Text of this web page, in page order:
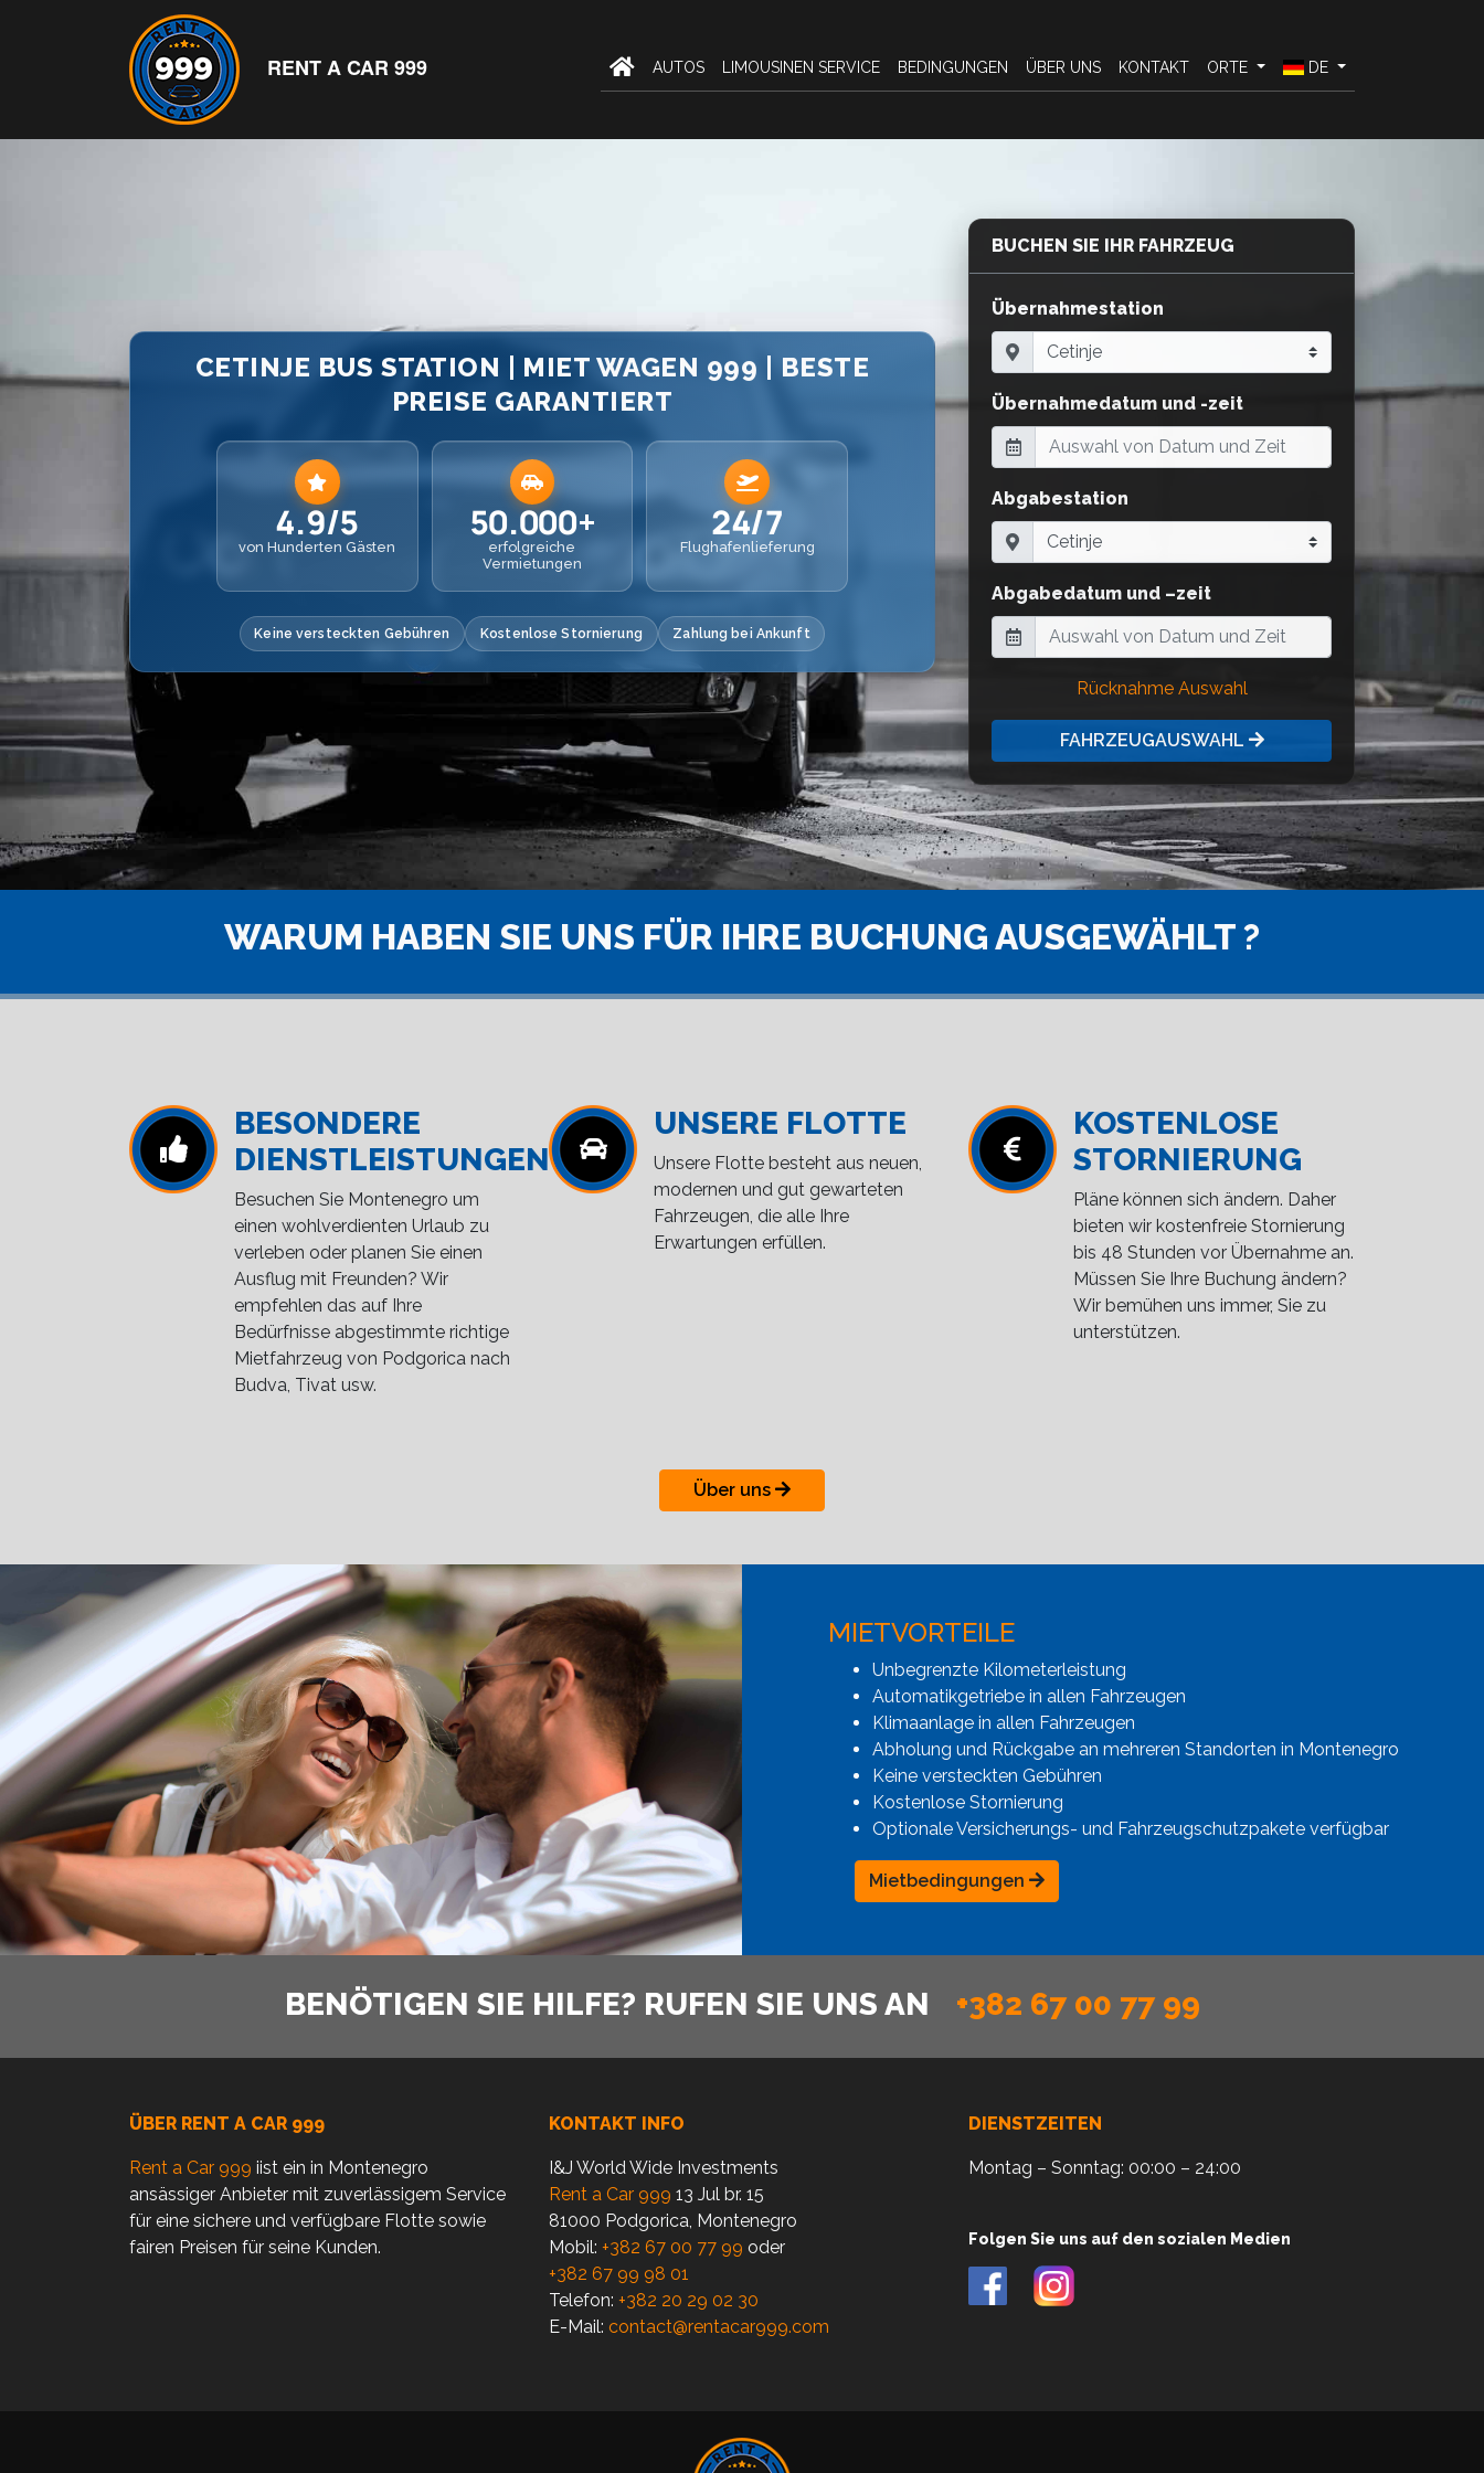
RENT A CAR 999 AUTOS LIMOUSINEN SERVICE BEDINGUNGEN ÜBER UNS KONTAKT ORTE DE
CETINJE BUS STATION | MIET WAGEN 999 | BESTE
PREISE GARANTIERT
4.9/5
von Hunderten Gästen
50.000+
erfolgreiche
Vermietungen
24/7
Flughafenlieferung
Keine versteckten Gebühren Kostenlose Stornierung Zahlung bei Ankunft
BUCHEN SIE IHR FAHRZEUG
Übernahmestation
Übernahmedatum und -zeit
Abgabestation
Abgabedatum und –zeit
Rücknahme Auswahl
FAHRZEUGAUSWAHL
WARUM HABEN SIE UNS FÜR IHRE BUCHUNG AUSGEWÄHLT ?
BESONDERE
DIENSTLEISTUNGEN
Besuchen Sie Montenegro um
einen wohlverdienten Urlaub zu
verleben oder planen Sie einen
Ausflug mit Freunden? Wir
empfehlen das auf Ihre
Bedürfnisse abgestimmte richtige
Mietfahrzeug von Podgorica nach
Budva, Tivat usw.
UNSERE FLOTTE
Unsere Flotte besteht aus neuen,
modernen und gut gewarteten
Fahrzeugen, die alle Ihre
Erwartungen erfüllen.
KOSTENLOSE
STORNIERUNG
Pläne können sich ändern. Daher
bieten wir kostenfreie Stornierung
bis 48 Stunden vor Übernahme an.
Müssen Sie Ihre Buchung ändern?
Wir bemühen uns immer, Sie zu
unterstützen.
Über uns
MIETVORTEILE
Unbegrenzte Kilometerleistung
Automatikgetriebe in allen Fahrzeugen
Klimaanlage in allen Fahrzeugen
Abholung und Rückgabe an mehreren Standorten in Montenegro
Keine versteckten Gebühren
Kostenlose Stornierung
Optionale Versicherungs- und Fahrzeugschutzpakete verfügbar
Mietbedingungen
BENÖTIGEN SIE HILFE? RUFEN SIE UNS AN +382 67 00 77 99
ÜBER RENT A CAR 999
Rent a Car 999 iist ein in Montenegro
ansässiger Anbieter mit zuverlässigem Service
für eine sichere und verfügbare Flotte sowie
fairen Preisen für seine Kunden.
KONTAKT INFO
I&J World Wide Investments
Rent a Car 999 13 Jul br. 15
81000 Podgorica, Montenegro
Mobil: +382 67 00 77 99 oder
+382 67 99 98 01
Telefon: +382 20 29 02 30
E-Mail: contact@rentacar999.com
DIENSTZEITEN
Montag – Sonntag: 00:00 – 24:00
Folgen Sie uns auf den sozialen Medien